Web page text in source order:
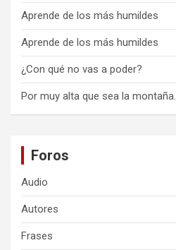
Aprende de los más humildes
Aprende de los más humildes
¿Con qué no vas a poder?
Por muy alta que sea la montaña.
Foros
Audio
Autores
Frases